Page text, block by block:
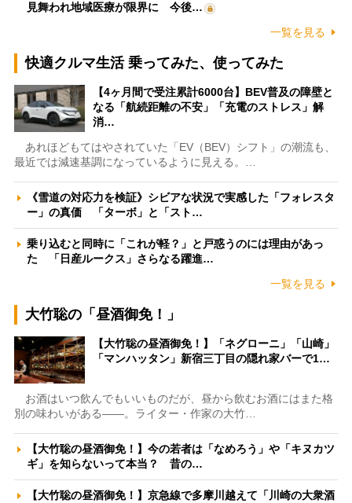
見舞われ地域医療が限界に 今後…
一覧を見る
快適クルマ生活 乗ってみた、使ってみた
【4ヶ月間で受注累計6000台】BEV普及の障壁と
なる「航続距離の不安」「充電のストレス」解
消…
あれほどもてはやされていた「EV（BEV）シフト」の潮流も、
最近では減速基調になっているように見える。…
《雪道の対応力を検証》シビアな状況で実感した「フォレスタ
ー」の真価 「ターボ」と「スト…
乗り込むと同時に「これが軽？」と戸惑うのには理由があっ
た 「日産ルークス」さらなる躍進…
一覧を見る
大竹聡の「昼酒御免！」
【大竹聡の昼酒御免！】「ネグローニ」「山崎」
「マンハッタン」新宿三丁目の隠れ家バーで1…
お酒はいつ飲んでもいいものだが、昼から飲むお酒にはまた格
別の味わいがある――。ライター・作家の大竹…
【大竹聡の昼酒御免！】今の若者は「なめろう」や「キヌカツ
ギ」を知らないって本当？ 昔の…
【大竹聡の昼酒御免！】京急線で多摩川越えて「川崎の大衆酒